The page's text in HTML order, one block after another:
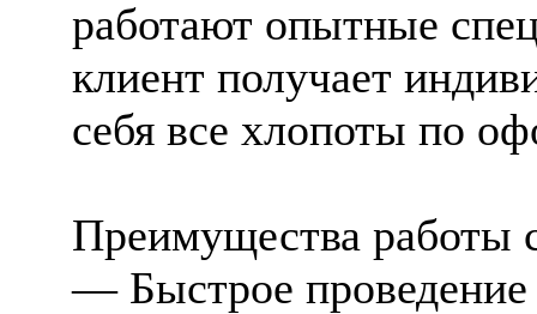
работают опытные
клиент получает
себя все хлопоты по
Преимущества работы
— Быстрое